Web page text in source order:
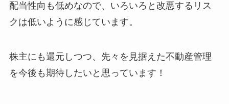
配当性向も低めなので、いろいろと改悪するリス
クは低いように感じています。
株主にも還元しつつ、先々を見据えた不動産管理
を今後も期待したいと思っています！